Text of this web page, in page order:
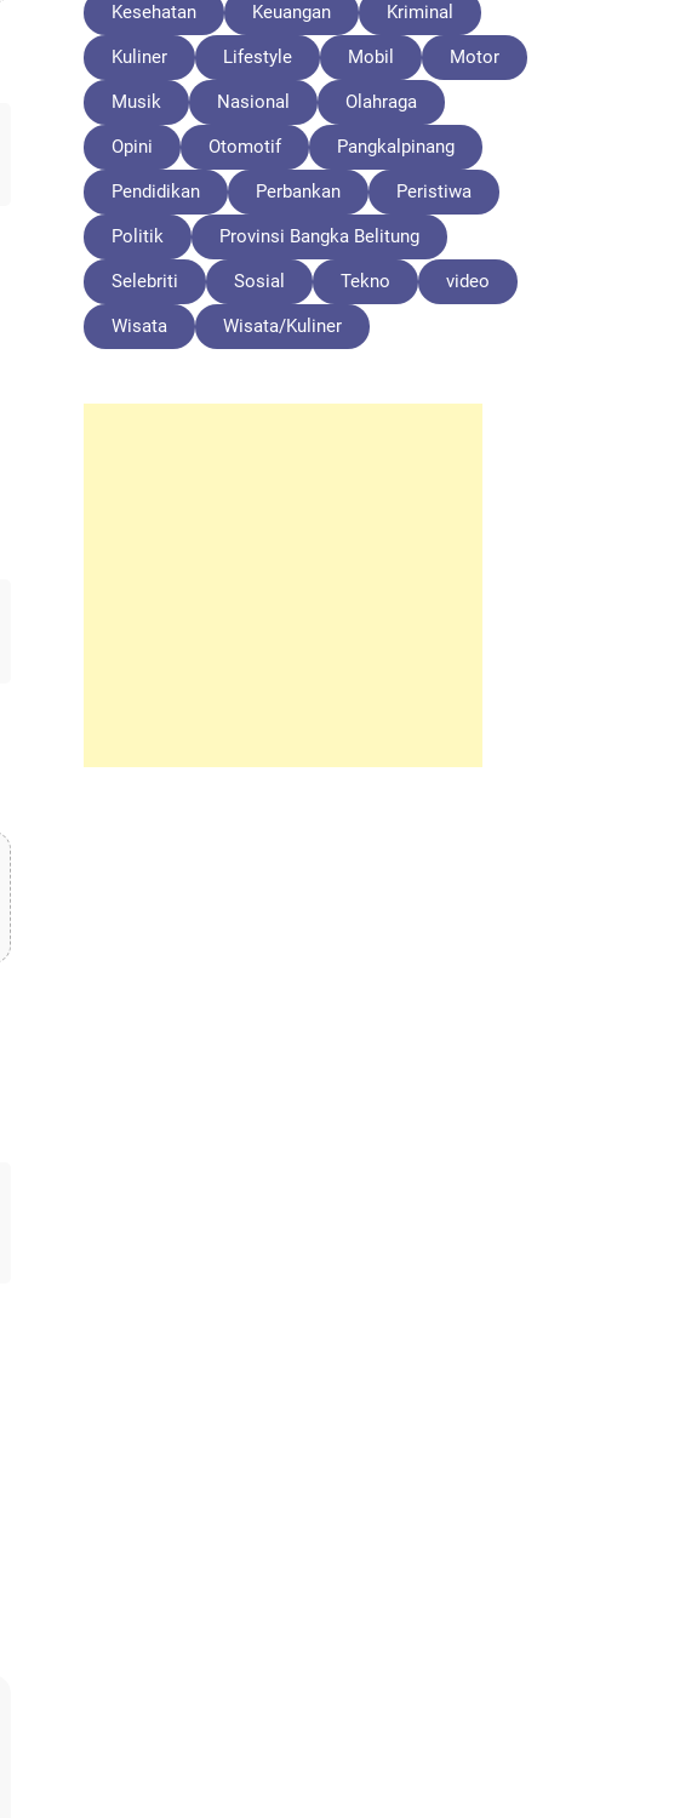
Kesehatan Keuangan Kriminal
Kuliner Lifestyle Mobil Motor
Musik Nasional Olahraga
Opini Otomotif Pangkalpinang
Pendidikan Perbankan Peristiwa
Politik Provinsi Bangka Belitung
Selebriti Sosial Tekno video
Wisata Wisata/Kuliner